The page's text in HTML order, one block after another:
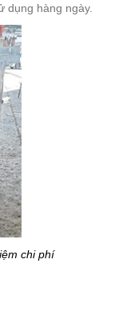
dụng hàng ngày.
chi phí